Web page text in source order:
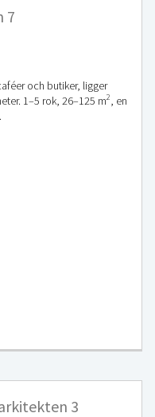
7
och butiker, ligger
1–5 rok, 26–125 m2, en
3